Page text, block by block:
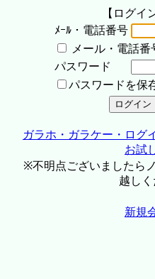
【ログイ
ﾒｰﾙ・電話番号
メール・電話番
パスワード
パスワードを保
ガラホ・ガラケー・ログ
お試
※不明点ございましたら
越しく
新規